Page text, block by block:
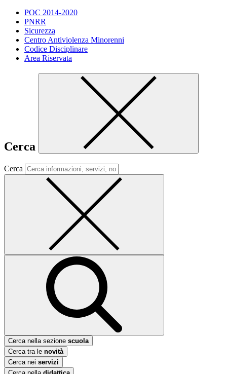
POC 2014-2020
PNRR
Sicurezza
Centro Antiviolenza Minorenni
Codice Disciplinare
Area Riservata
Cerca
Cerca
Cerca nella sezione scuola
Cerca tra le novità
Cerca nei servizi